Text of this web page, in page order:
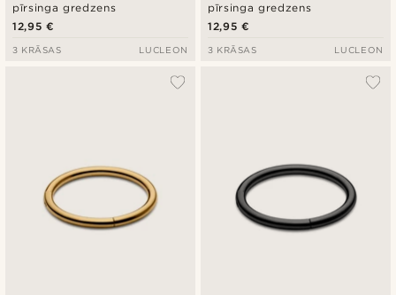
pīrsinga gredzens
12,95 €
3 KRĀSAS LUCLEON
pīrsinga gredzens
12,95 €
3 KRĀSAS LUCLEON